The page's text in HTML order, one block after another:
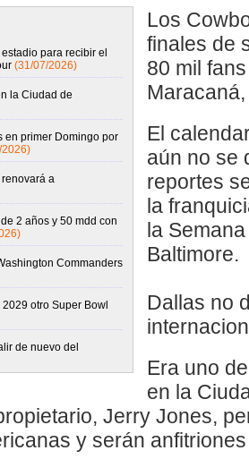
para recibir el
(31/07/2026)
la Ciudad de
en primer Domingo por
2026)
a
2 años y 50 mdd con
Commanders
otro Super Bowl
de nuevo del
Los
finales de
80 mil
El
aún no se
reportes
la
la
Baltimore.
Dallas no
Era uno
en la
Jerry Jones,
y serán